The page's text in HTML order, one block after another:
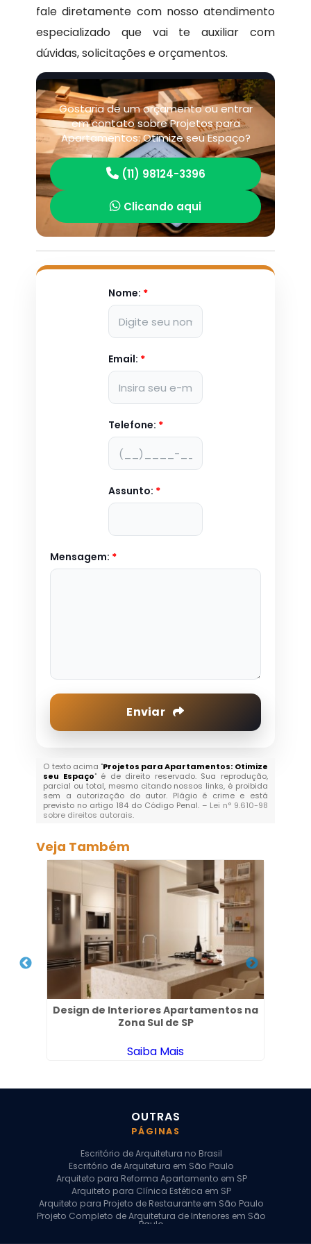
fale diretamente com nosso atendimento
especializado que vai te auxiliar com
dúvidas, solicitações e orçamentos.
Gostaria de um orçamento ou entrar
em contato sobre Projetos para
Apartamentos: Otimize seu Espaço?
(11) 98124-3396
Clicando aqui
Nome: *
Email: *
Telefone: *
Assunto: *
Mensagem: *
Enviar
O texto acima "Projetos para Apartamentos: Otimize
seu Espaço" é de direito reservado. Sua reprodução,
parcial ou total, mesmo citando nossos links, é proibida
sem a autorização do autor. Plágio é crime e está
previsto no artigo 184 do Código Penal. – Lei n° 9.610-98
sobre direitos autorais.
Veja Também
Design de Interiores Apartamentos na
Zona Sul de SP
Saiba Mais
OUTRAS
PÁGINAS
Escritório de Arquitetura no Brasil
Escritório de Arquitetura em São Paulo
Arquiteto para Reforma Apartamento em SP
Arquiteto para Clínica Estética em SP
Arquiteto para Projeto de Restaurante em São Paulo
Projeto Completo de Arquitetura de Interiores em São
Paulo